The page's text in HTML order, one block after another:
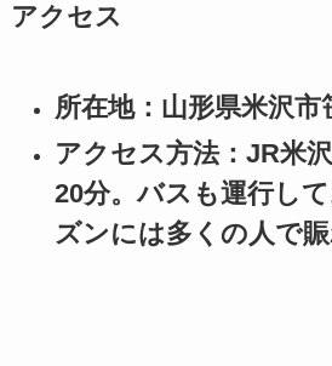
アクセス
所在地：山形県米沢市
アクセス方法：JR米
20分。バスも運行し
ズンには多くの人で賑